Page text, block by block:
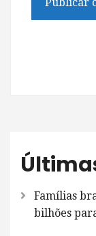
Famílias
bilhões